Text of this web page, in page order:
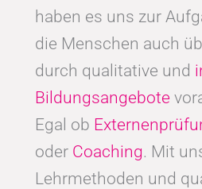
haben es uns zur
die Menschen auch
durch qualitative und
Bildungsangebote
Egal ob
oder Coaching. Mit
Lehrmethoden und